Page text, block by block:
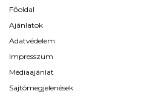
Főoldal
Ajánlatok
Adatvédelem
Impresszum
Médiaajánlat
Sajtómegjelenések